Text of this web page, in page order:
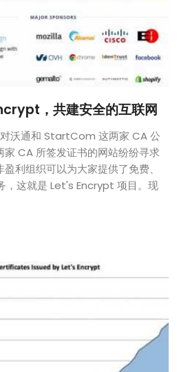
，共建安全的互联网
沃通和 StartCom 这两家 CA 公
CA 所签发证书的网站纷纷寻求
利组织可以为大家提供了免费、
，这就是 Let's Encrypt 项目。现